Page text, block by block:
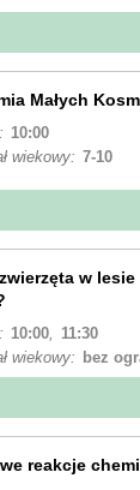
Małych
10:00
wiekowy: 7-10
w
10:00,
11:30
wiekowy:
bez
reakcje